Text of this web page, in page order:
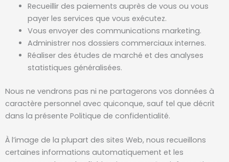
Recueillir des paiements auprès de vous ou vous
payer les services que vous exécutez.
Vous envoyer des communications marketing.
Administrer nos dossiers commerciaux internes.
Réaliser des études de marché et des analyses
statistiques généralisées.
Nous ne vendrons pas ni ne partagerons vos données à
caractère personnel avec quiconque, sauf tel que décrit
dans la présente Politique de confidentialité.
À l’image de la plupart des sites Web, nous recueillons
certaines informations automatiquement et les